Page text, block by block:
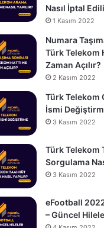
Nasıl İptal
1 Kasım 2022
Numara
Türk Telekom
Zaman Açılır?
2 Kasım 2022
Türk Telekom
İsmi
3 Kasım 2022
Türk Telekom
Sorgulama
3 Kasım 2022
eFootball
– Güncel